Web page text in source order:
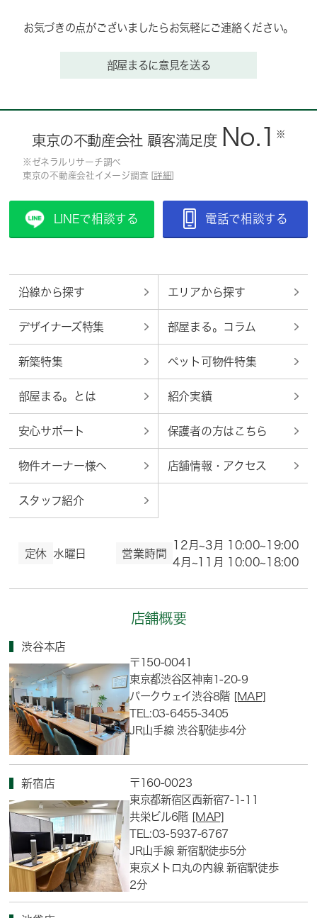
お気づきの点がございましたらお気軽にご連絡ください。
部屋まるに意見を送る
東京の不動産会社 顧客満足度 No.1 ※
※ゼネラルリサーチ調べ
東京の不動産会社イメージ調査 [ 詳細
LINEで相談する 電話で相談する
沿線から探す エリアから探す
デザイナーズ特集 部屋まる。コラム
新築特集 ペット可物件特集
部屋まる。とは 紹介実績
安心サポート 保護者の方はこちら
物件オーナー様へ 店舗情報・アクセス
スタッフ紹介
定休 水曜日 営業時間
12月~3月 10:00~19:00
4月~11月 10:00~18:00
店舗概要
渋谷本店
〒150-0041
東京都渋谷区神南1-20-9
パークウェイ渋谷8階 [MAP]
TEL:03-6455-3405
JR山手線 渋谷駅徒歩4分
新宿店
〒160-0023
東京都新宿区西新宿7-1-11
共栄ビル6階 [MAP]
TEL:03-5937-6767
JR山手線 新宿駅徒歩5分
東京メトロ丸の内線 新宿駅徒歩
2分